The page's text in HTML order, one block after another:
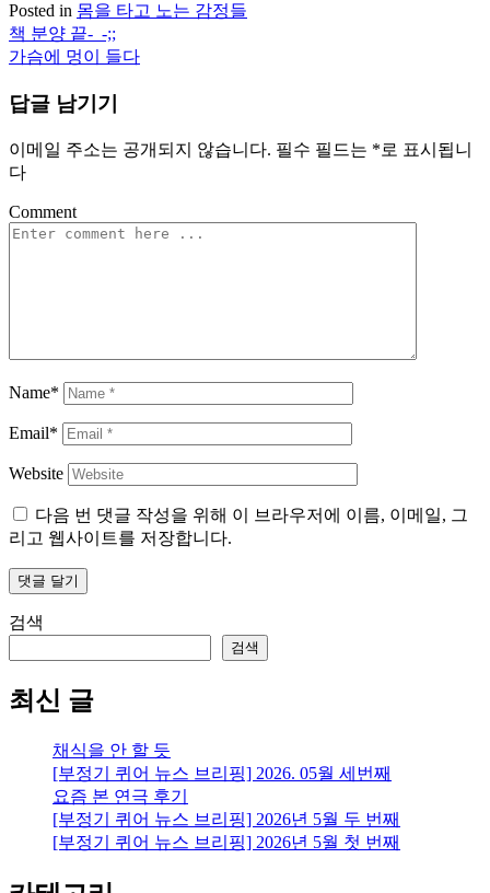
Posted in 몸을 타고 노는 감정들
글
탐
색
책 분양 끝-_-;;
가슴에 멍이 들다
답글 남기기
이메일 주소는 공개되지 않습니다. 필수 필드는 *로 표시됩니
다
Comment
Name*
Email*
Website
다음 번 댓글 작성을 위해 이 브라우저에 이름, 이메일, 그
리고 웹사이트를 저장합니다.
검색
검색
최신 글
채식을 안 할 듯
[부정기 퀴어 뉴스 브리핑] 2026. 05월 세번째
요즘 본 연극 후기
[부정기 퀴어 뉴스 브리핑] 2026년 5월 두 번째
[부정기 퀴어 뉴스 브리핑] 2026년 5월 첫 번째